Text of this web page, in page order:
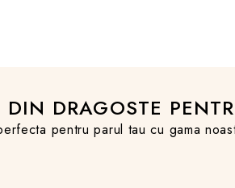
DIN DRAGOSTE
pentru parul tau cu gama